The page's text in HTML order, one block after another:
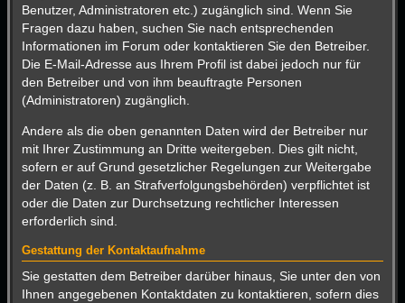
Benutzer, Administratoren etc.) zugänglich sind. Wenn Sie
Fragen dazu haben, suchen Sie nach entsprechenden
Informationen im Forum oder kontaktieren Sie den Betreiber.
Die E-Mail-Adresse aus Ihrem Profil ist dabei jedoch nur für
den Betreiber und von ihm beauftragte Personen
(Administratoren) zugänglich.
Andere als die oben genannten Daten wird der Betreiber nur
mit Ihrer Zustimmung an Dritte weitergeben. Dies gilt nicht,
sofern er auf Grund gesetzlicher Regelungen zur Weitergabe
der Daten (z. B. an Strafverfolgungsbehörden) verpflichtet ist
oder die Daten zur Durchsetzung rechtlicher Interessen
erforderlich sind.
Gestattung der Kontaktaufnahme
Sie gestatten dem Betreiber darüber hinaus, Sie unter den von
Ihnen angegebenen Kontaktdaten zu kontaktieren, sofern dies